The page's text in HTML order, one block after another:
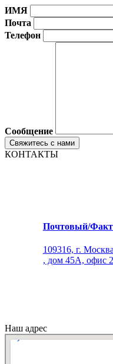
ИМЯ
Почта
Телефон
Сообщение
КОНТАКТЫ
Почтовый/
109316, г.
, дом 45А, офис
Наш адрес